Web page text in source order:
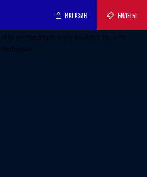
МАГАЗИН БИЛЕТЫ